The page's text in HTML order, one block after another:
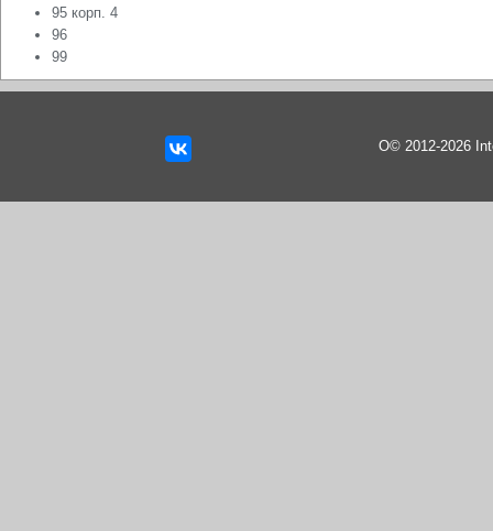
95 корп. 4
96
99
О© 2012-2026